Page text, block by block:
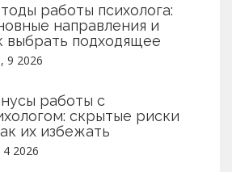
работы психолога:
направления и
выбрать подходящее
9 2026
работы с
скрытые риски
их избежать
4 2026